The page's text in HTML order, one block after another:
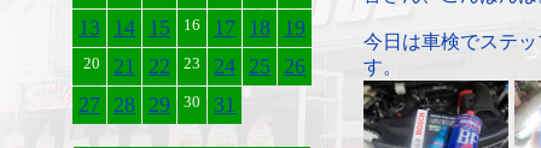
13 14 15 16 17 18 19
20 21 22 23 24 25 26
27 28 29 30 31
今日は車検でステ
す。